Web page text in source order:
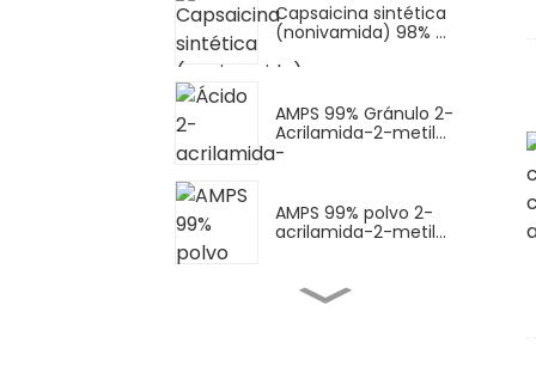
Capsaicina sintética
(nonivamida) 98% ...
AMPS 99% Gránulo 2-
Acrilamida-2-metil...
AMPS 99% polvo 2-
acrilamida-2-metil...